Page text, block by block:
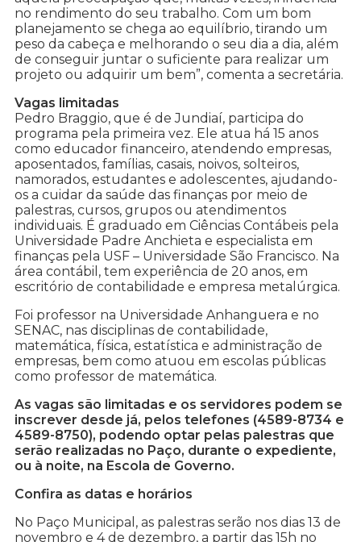
no rendimento do seu trabalho. Com um bom
planejamento se chega ao equilíbrio, tirando um
peso da cabeça e melhorando o seu dia a dia, além
de conseguir juntar o suficiente para realizar um
projeto ou adquirir um bem”, comenta a secretária.
Vagas limitadas
Pedro Braggio, que é de Jundiaí, participa do
programa pela primeira vez. Ele atua há 15 anos
como educador financeiro, atendendo empresas,
aposentados, famílias, casais, noivos, solteiros,
namorados, estudantes e adolescentes, ajudando-
os a cuidar da saúde das finanças por meio de
palestras, cursos, grupos ou atendimentos
individuais. É graduado em Ciências Contábeis pela
Universidade Padre Anchieta e especialista em
finanças pela USF – Universidade São Francisco. Na
área contábil, tem experiência de 20 anos, em
escritório de contabilidade e empresa metalúrgica.
Foi professor na Universidade Anhanguera e no
SENAC, nas disciplinas de contabilidade,
matemática, física, estatística e administração de
empresas, bem como atuou em escolas públicas
como professor de matemática.
As vagas são limitadas e os servidores podem se
inscrever desde já, pelos telefones (4589-8734 e
4589-8750), podendo optar pelas palestras que
serão realizadas no Paço, durante o expediente,
ou à noite, na Escola de Governo.
Confira as datas e horários
No Paço Municipal, as palestras serão nos dias 13 de
novembro e 4 de dezembro, a partir das 15h no